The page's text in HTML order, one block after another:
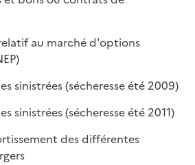
relatif au marché d'options
sinistrées (sécheresse été 2009)
sinistrées (sécheresse été 2011)
des différentes